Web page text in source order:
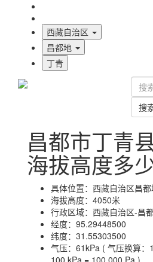
西藏自治区
昌都地
丁青
搜
昌都市丁青
海拔高度多
具体位置： 西藏自治区昌
海拔高度： 4050米
行政区域： 西藏自治区-昌
经度： 95.29448500
纬度： 31.55303500
气压： 61kPa ( 气压换算：
100 kPa = 100,000 Pa )